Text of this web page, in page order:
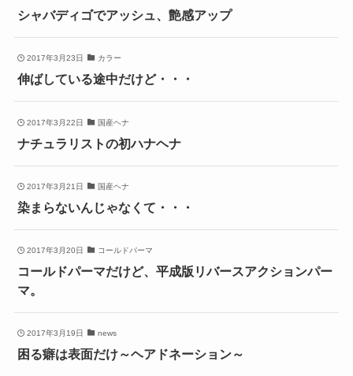
シャバディゴでアッシュ、艶感アップ
2017年3月23日 カラー
伸ばしている途中だけど・・・
2017年3月22日 国産ヘナ
ナチュラリストの初ハナヘナ
2017年3月21日 国産ヘナ
染まらないんじゃなくて・・・
2017年3月20日 コールドパーマ
コールドパーマだけど、平成版リバースアクションパー
マ。
2017年3月19日 news
困る癖は表面だけ～ヘアドネーション～